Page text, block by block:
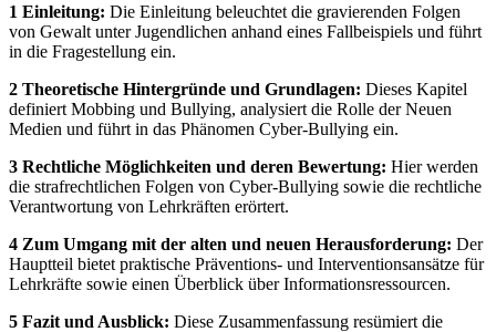
1 Einleitung: Die Einleitung beleuchtet die gravierenden Folgen
von Gewalt unter Jugendlichen anhand eines Fallbeispiels und führt
in die Fragestellung ein.
2 Theoretische Hintergründe und Grundlagen: Dieses Kapitel
definiert Mobbing und Bullying, analysiert die Rolle der Neuen
Medien und führt in das Phänomen Cyber-Bullying ein.
3 Rechtliche Möglichkeiten und deren Bewertung: Hier werden
die strafrechtlichen Folgen von Cyber-Bullying sowie die rechtliche
Verantwortung von Lehrkräften erörtert.
4 Zum Umgang mit der alten und neuen Herausforderung: Der
Hauptteil bietet praktische Präventions- und Interventionsansätze für
Lehrkräfte sowie einen Überblick über Informationsressourcen.
5 Fazit und Ausblick: Diese Zusammenfassung resümiert die